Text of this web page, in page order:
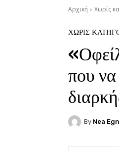
Αρχική Χωρίς
ΧΩΡΊΣ
που να
By Nea